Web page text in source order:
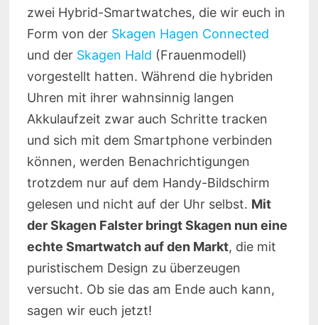
zwei Hybrid-Smartwatches, die wir euch in
Form von der Skagen Hagen Connected
und der Skagen Hald (Frauenmodell)
vorgestellt hatten. Während die hybriden
Uhren mit ihrer wahnsinnig langen
Akkulaufzeit zwar auch Schritte tracken
und sich mit dem Smartphone verbinden
können, werden Benachrichtigungen
trotzdem nur auf dem Handy-Bildschirm
gelesen und nicht auf der Uhr selbst. Mit
der Skagen Falster bringt Skagen nun eine
echte Smartwatch auf den Markt, die mit
puristischem Design zu überzeugen
versucht. Ob sie das am Ende auch kann,
sagen wir euch jetzt!